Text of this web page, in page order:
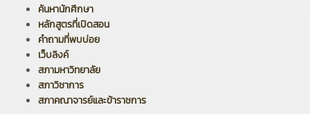
ค้นหานักศึกษา
หลักสูตรที่เปิดสอน
คำถามที่พบบ่อย
เว็บลิงค์
สภามหาวิทยาลัย
สภาวิชาการ
สภาคณาจารย์และข้าราชการ